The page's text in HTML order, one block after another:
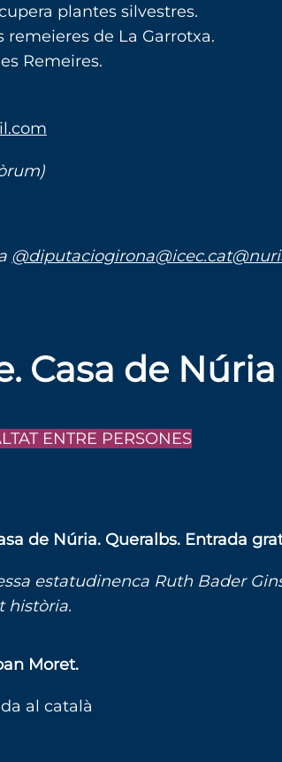
plantes silvestres.
remeieres de La Garrotxa.
Remeires.
@diputaciogirona@icec.cat
Casa de
ENTRE PERSONES
de Núria. Queralbs. Entrada
estatudinenca Ruth Bader
història.
Moret.
al català